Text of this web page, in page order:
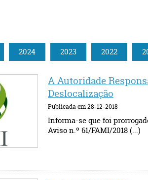
2024 2023 2022
A Autoridade
Deslocalização
Publicada em 28-12-2018
Informa-se que foi
Aviso n.º 61/FAMI/2018 (...)